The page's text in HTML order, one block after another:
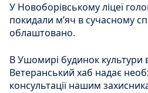
У Новоборівському ліцеї
покидали мʼяч в сучасному
облаштовано.
В Ушомирі будинок культури
Ветеранський хаб надає
консультації нашим